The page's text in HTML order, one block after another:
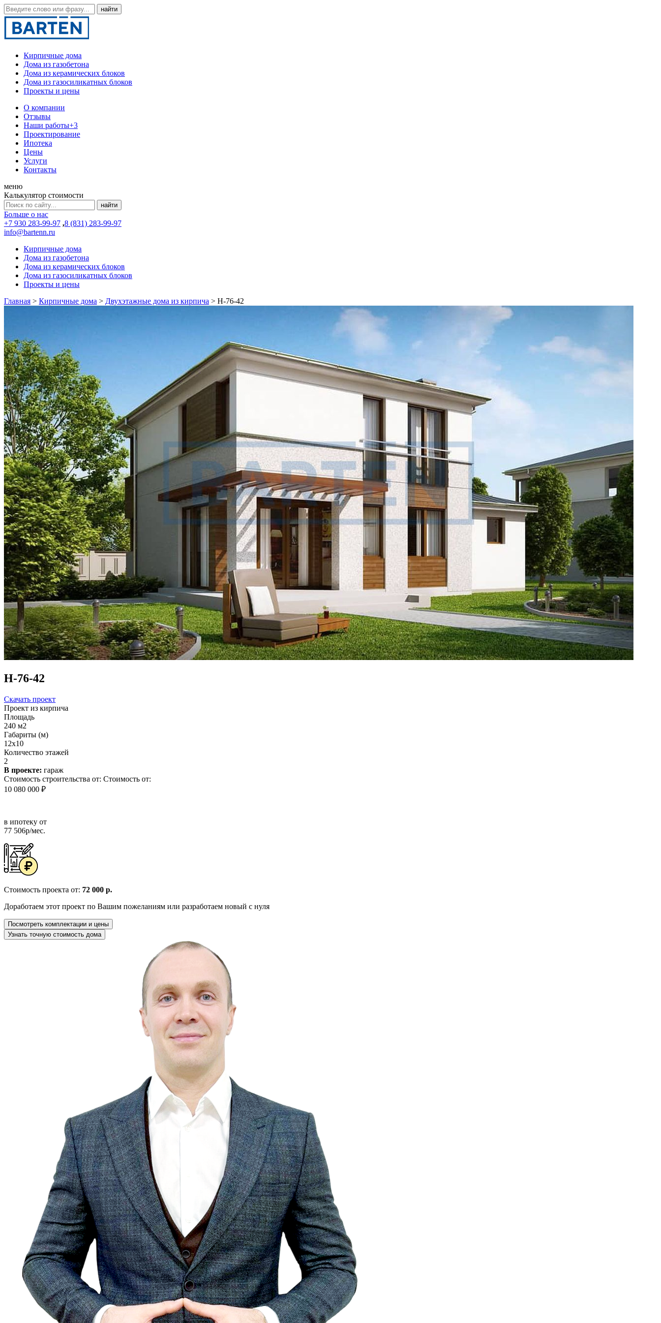
Кирпичные дома
Дома из газобетона
Дома из керамических блоков
Дома из газосиликатных блоков
Проекты и цены
О компании
Отзывы
Наши работы+3
Проектирование
Ипотека
Цены
Услуги
Контакты
меню
Калькулятор стоимости
Больше о нас
+7 930 283-99-97 ,8 (831) 283-99-97
info@bartenn.ru
Кирпичные дома
Дома из газобетона
Дома из керамических блоков
Дома из газосиликатных блоков
Проекты и цены
Главная > Кирпичные дома > Двухэтажные дома из кирпича > Н-76-42
Н-76-42
Скачать проект
Проект из кирпича
Площадь
240 м2
Габариты (м)
12x10
Количество этажей
2
В проекте: гараж
Стоимость строительства от: Стоимость от:
10 080 000 ₽
в ипотеку от
77 506р/мес.
Стоимость проекта от: 72 000 р.
Доработаем этот проект по Вашим пожеланиям или разработаем новый с нуля
Посмотреть комплектации и цены
Узнать точную стоимость дома